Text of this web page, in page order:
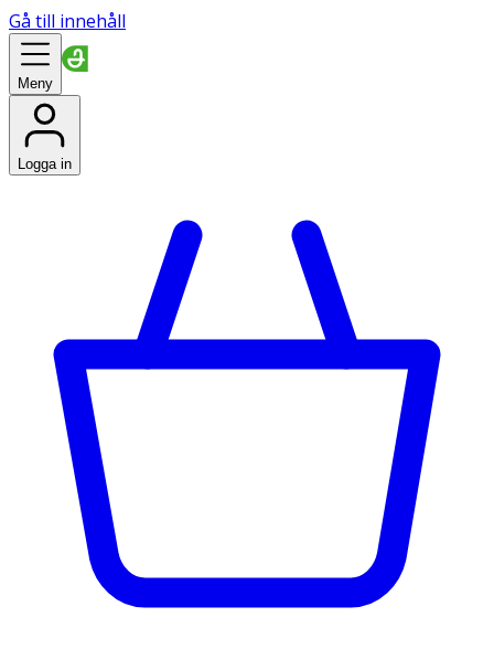
Gå till innehåll
Meny
Logga in